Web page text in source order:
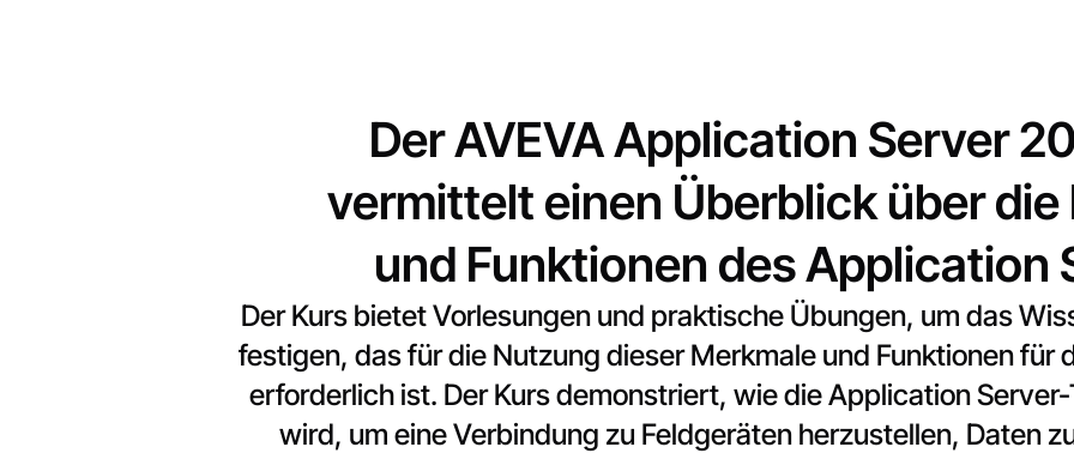
Der AVEVA Application Server
vermittelt einen Überblick über
und Funktionen des Application
Der Kurs bietet Vorlesungen und praktische Übungen, um das
festigen, das für die Nutzung dieser Merkmale und Funktionen für
erforderlich ist. Der Kurs demonstriert, wie die Application
wird, um eine Verbindung zu Feldgeräten herzustellen, Daten